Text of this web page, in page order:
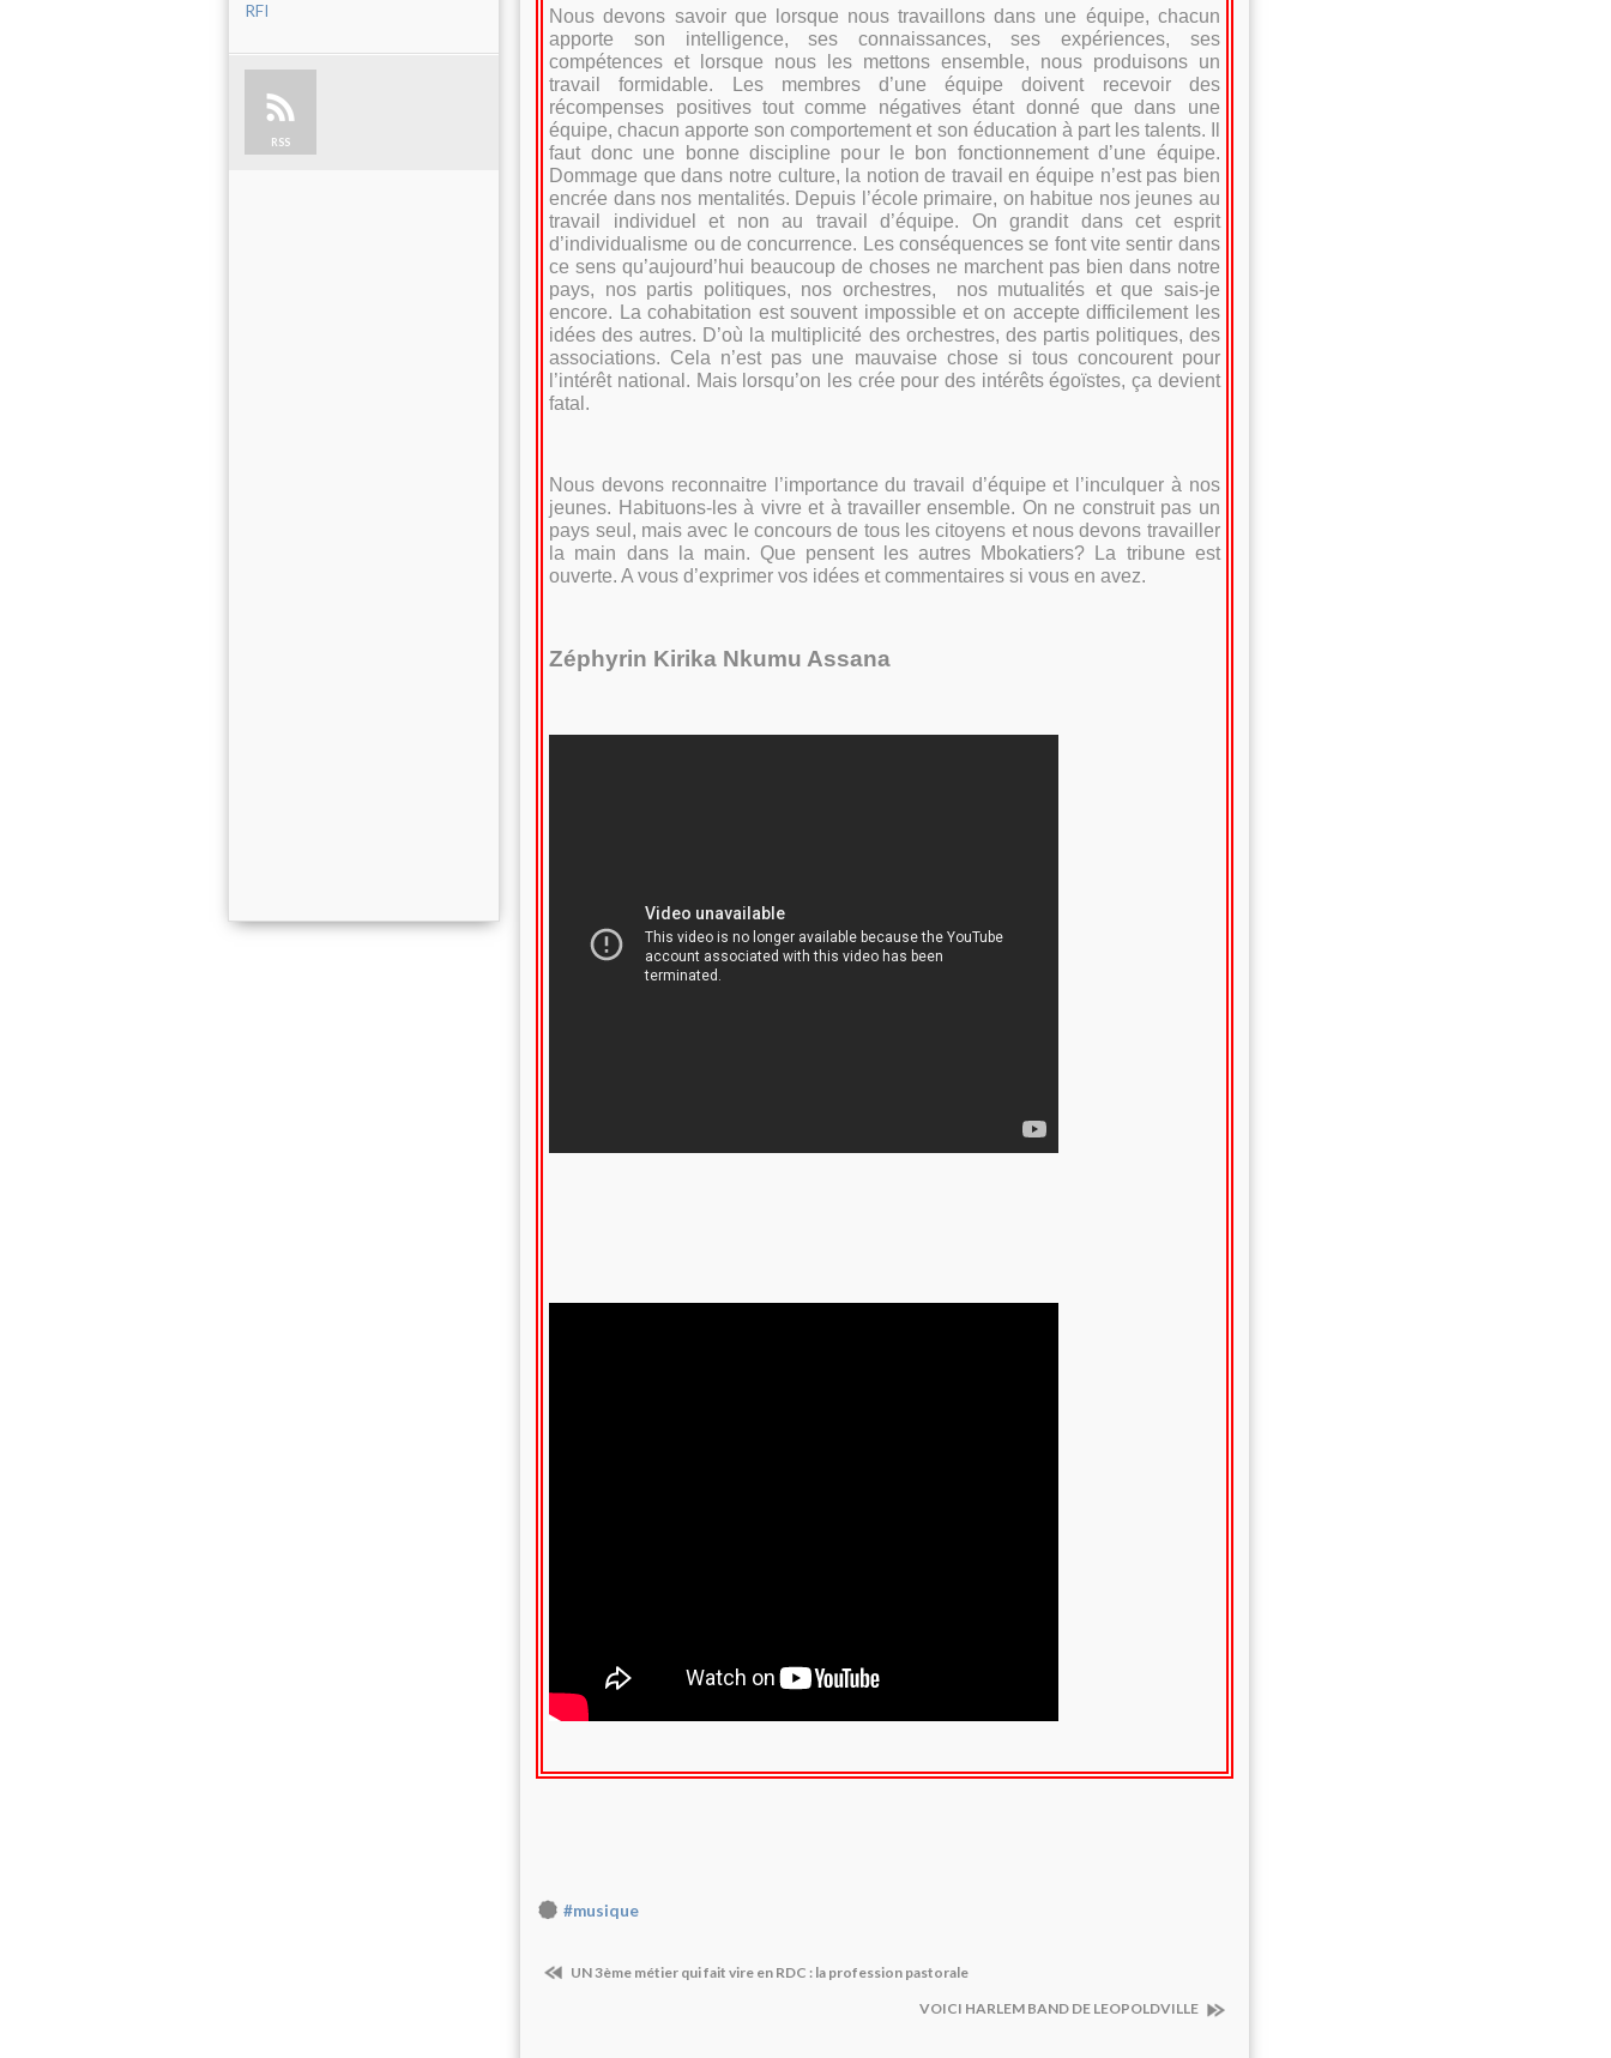
RFI
RSS
Nous devons savoir que lorsque nous travaillons dans une équipe, chacun
apporte son intelligence, ses connaissances, ses expériences, ses
compétences et lorsque nous les mettons ensemble, nous produisons un
travail formidable. Les membres d’une équipe doivent recevoir des
récompenses positives tout comme négatives étant donné que dans une
équipe, chacun apporte son comportement et son éducation à part les talents. Il
faut donc une bonne discipline pour le bon fonctionnement d’une équipe.
Dommage que dans notre culture, la notion de travail en équipe n’est pas bien
encrée dans nos mentalités. Depuis l’école primaire, on habitue nos jeunes au
travail individuel et non au travail d’équipe. On grandit dans cet esprit
d’individualisme ou de concurrence. Les conséquences se font vite sentir dans
ce sens qu’aujourd’hui beaucoup de choses ne marchent pas bien dans notre
pays, nos partis politiques, nos orchestres, nos mutualités et que sais-je
encore. La cohabitation est souvent impossible et on accepte difficilement les
idées des autres. D’où la multiplicité des orchestres, des partis politiques, des
associations. Cela n’est pas une mauvaise chose si tous concourent pour
l’intérêt national. Mais lorsqu’on les crée pour des intérêts égoïstes, ça devient
fatal.
Nous devons reconnaitre l’importance du travail d’équipe et l’inculquer à nos
jeunes. Habituons-les à vivre et à travailler ensemble. On ne construit pas un
pays seul, mais avec le concours de tous les citoyens et nous devons travailler
la main dans la main. Que pensent les autres Mbokatiers? La tribune est
ouverte. A vous d’exprimer vos idées et commentaires si vous en avez.
Zéphyrin Kirika Nkumu Assana
#musique
UN 3ème métier qui fait vire en RDC : la profession pastorale
VOICI HARLEM BAND DE LEOPOLDVILLE